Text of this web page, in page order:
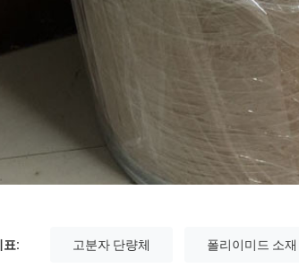
표: 고분자 단량체 폴리이미드 소재